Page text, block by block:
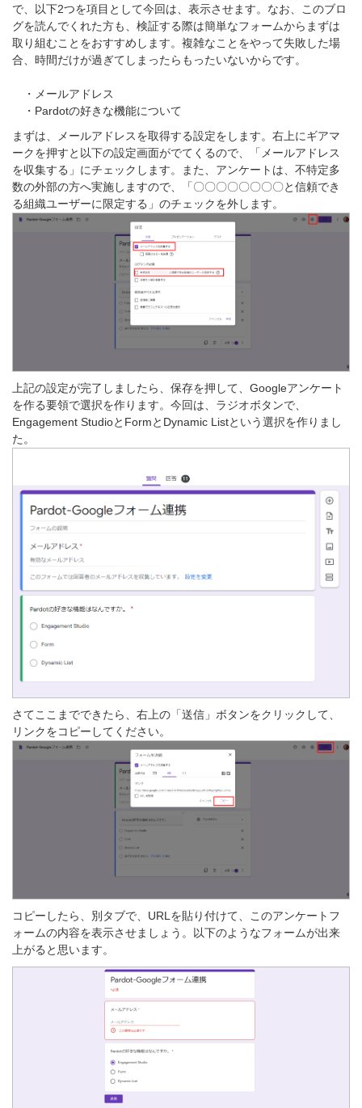
で、以下2つを項目として今回は、表示させます。なお、このブロ
グを読んでくれた方も、検証する際は簡単なフォームからまずは
取り組むことをおすすめします。複雑なことをやって失敗した場
合、時間だけが過ぎてしまったらもったいないからです。
・メールアドレス
・Pardotの好きな機能について
まずは、メールアドレスを取得する設定をします。右上にギアマ
ークを押すと以下の設定画面がでてくるので、「メールアドレス
を収集する」にチェックします。また、アンケートは、不特定多
数の外部の方へ実施しますので、「〇〇〇〇〇〇〇〇と信頼でき
る組織ユーザーに限定する」のチェックを外します。
上記の設定が完了しましたら、保存を押して、Googleアンケート
を作る要領で選択を作ります。今回は、ラジオボタンで、
Engagement StudioとFormとDynamic Listという選択を作りまし
た。
さてここまでできたら、右上の「送信」ボタンをクリックして、
リンクをコピーしてください。
コピーしたら、別タブで、URLを貼り付けて、このアンケートフ
ォームの内容を表示させましょう。以下のようなフォームが出来
上がると思います。